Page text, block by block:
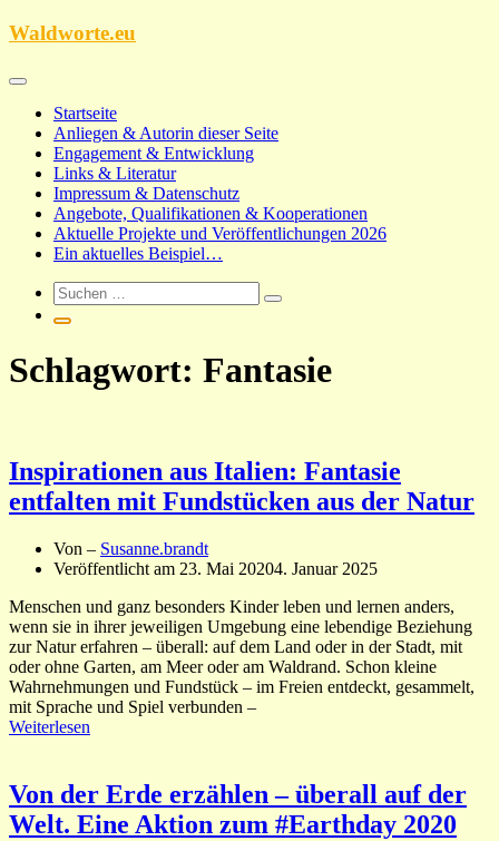
Zum
Waldworte.eu
Startseite
Anliegen & Autorin dieser Seite
Engagement & Entwicklung
Links & Literatur
Impressum & Datenschutz
Angebote, Qualifikationen & Kooperationen
Aktuelle Projekte und Veröffentlichungen 2026
Ein aktuelles Beispiel…
Schlagwort: Fantasie
Inspirationen aus Italien: Fantasie
entfalten mit Fundstücken aus der Natur
Von – Susanne.brandt
Veröffentlicht am 23. Mai 20204. Januar 2025
Menschen und ganz besonders Kinder leben und lernen anders,
wenn sie in ihrer jeweiligen Umgebung eine lebendige Beziehung
zur Natur erfahren – überall: auf dem Land oder in der Stadt, mit
oder ohne Garten, am Meer oder am Waldrand. Schon kleine
Wahrnehmungen und Fundstück – im Freien entdeckt, gesammelt,
mit Sprache und Spiel verbunden –
Weiterlesen
Von der Erde erzählen – überall auf der
Welt. Eine Aktion zum #Earthday 2020